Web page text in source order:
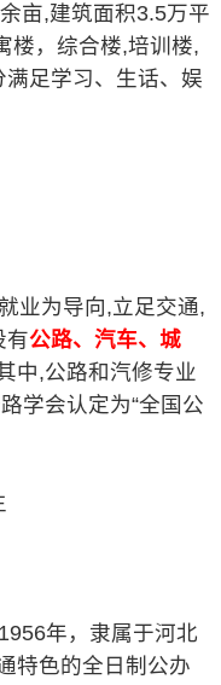
亩,建筑面积3.5万平
楼，综合楼,培训楼,
足学习、生话、娱
业为导向,立足交通,
有公路、汽车、城
中,公路和汽修专业
学会认定为“全国公
年，隶属于河北
特色的全日制公办